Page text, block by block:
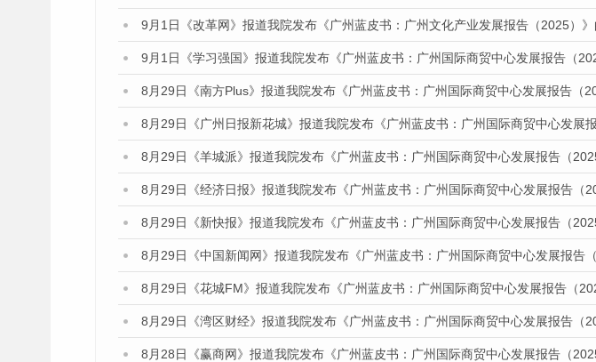
9月1日《改革网》报道我院发布《广州蓝皮书：广州文化产业发展报告（2025）
9月1日《学习强国》报道我院发布《广州蓝皮书：广州国际商贸中心发展报告（
8月29日《南方Plus》报道我院发布《广州蓝皮书：广州国际商贸中心发展报告（
8月29日《广州日报新花城》报道我院发布《广州蓝皮书：广州国际商贸中心发展
8月29日《羊城派》报道我院发布《广州蓝皮书：广州国际商贸中心发展报告（
8月29日《经济日报》报道我院发布《广州蓝皮书：广州国际商贸中心发展报告（
8月29日《新快报》报道我院发布《广州蓝皮书：广州国际商贸中心发展报告（
8月29日《中国新闻网》报道我院发布《广州蓝皮书：广州国际商贸中心发展报告
8月29日《花城FM》报道我院发布《广州蓝皮书：广州国际商贸中心发展报告（
8月29日《湾区财经》报道我院发布《广州蓝皮书：广州国际商贸中心发展报告（
8月28日《赢商网》报道我院发布《广州蓝皮书：广州国际商贸中心发展报告（